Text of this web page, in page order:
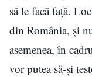
să le facă față.
din România, și
asemenea, în
vor putea să-și